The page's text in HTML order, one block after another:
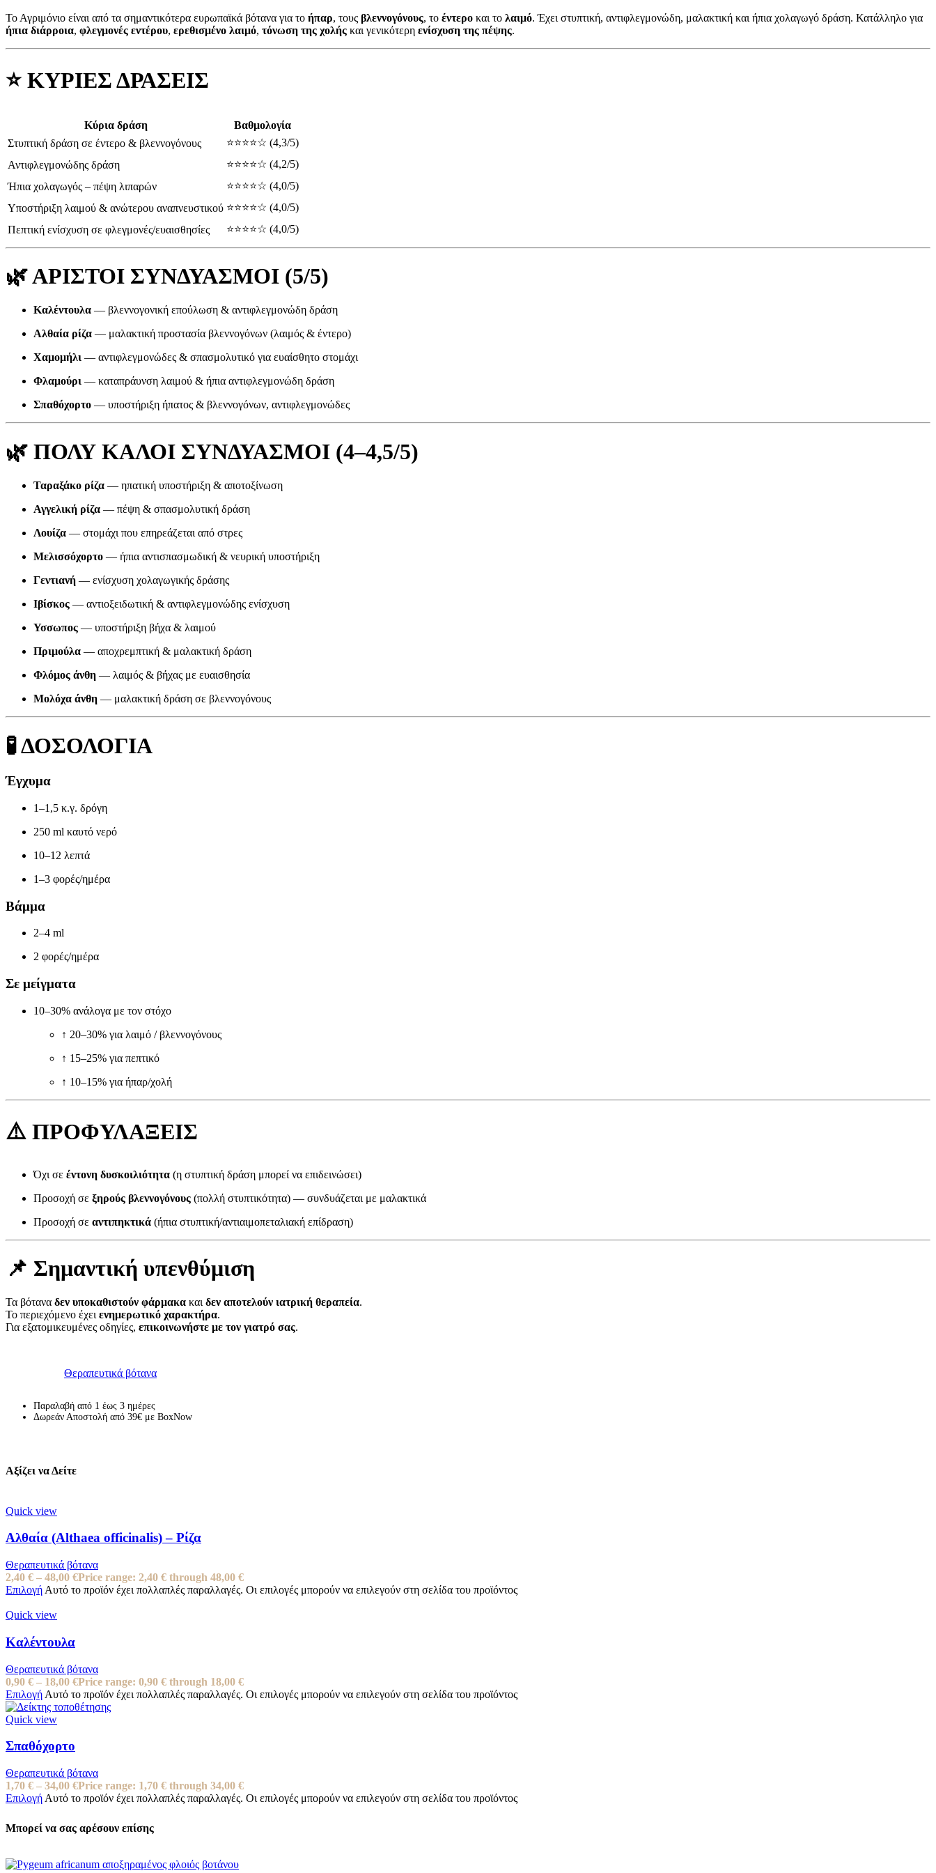
Το Αγριμόνιο είναι από τα σημαντικότερα ευρωπαϊκά βότανα για το ήπαρ, τους βλεννογόνους, το έντερο και το λαιμό. Έχει στυπτική, αντιφλεγμονώδη, μαλακτική και ήπια χολαγωγό δράση. Κατάλληλο για
ήπια διάρροια, φλεγμονές εντέρου, ερεθισμένο λαιμό, τόνωση της χολής και γενικότερη ενίσχυση της πέψης.
⭐ΚΥΡΙΕΣ ΔΡΑΣΕΙΣ
Κύρια δράση
Βαθμολογία
Στυπτική δράση σε έντερο & βλεννογόνους
⭐⭐⭐⭐☆ (4,3/5)
Αντιφλεγμονώδης δράση
⭐⭐⭐⭐☆ (4,2/5)
Ήπια χολαγωγός – πέψη λιπαρών
⭐⭐⭐⭐☆ (4,0/5)
Υποστήριξη λαιμού & ανώτερου αναπνευστικού ⭐⭐⭐⭐☆ (4,0/5)
Πεπτική ενίσχυση σε φλεγμονές/ευαισθησίες
⭐⭐⭐⭐☆ (4,0/5)
🌿ΑΡΙΣΤΟΙ ΣΥΝΔΥΑΣΜΟΙ (5/5)
Καλέντουλα — βλεννογονική επούλωση & αντιφλεγμονώδη δράση
Αλθαία ρίζα — μαλακτική προστασία βλεννογόνων (λαιμός & έντερο)
Χαμομήλι — αντιφλεγμονώδες & σπασμολυτικό για ευαίσθητο στομάχι
Φλαμούρι — καταπράυνση λαιμού & ήπια αντιφλεγμονώδη δράση
Σπαθόχορτο — υποστήριξη ήπατος & βλεννογόνων, αντιφλεγμονώδες
🌿 ΠΟΛΥ ΚΑΛΟΙ ΣΥΝΔΥΑΣΜΟΙ (4–4,5/5)
Ταραξάκο ρίζα — ηπατική υποστήριξη & αποτοξίνωση
Αγγελική ρίζα — πέψη & σπασμολυτική δράση
Λουίζα — στομάχι που επηρεάζεται από στρες
Μελισσόχορτο — ήπια αντισπασμωδική & νευρική υποστήριξη
Γεντιανή — ενίσχυση χολαγωγικής δράσης
Ιβίσκος — αντιοξειδωτική & αντιφλεγμονώδης ενίσχυση
Υσσωπος — υποστήριξη βήχα & λαιμού
Πριμούλα — αποχρεμπτική & μαλακτική δράση
Φλόμος άνθη — λαιμός & βήχας με ευαισθησία
Μολόχα άνθη — μαλακτική δράση σε βλεννογόνους
🧪ΔΟΣΟΛΟΓΙΑ
Έγχυμα
1–1,5 κ.γ. δρόγη
250 ml καυτό νερό
10–12 λεπτά
1–3 φορές/ημέρα
Βάμμα
2–4 ml
2 φορές/ημέρα
Σε μείγματα
10–30% ανάλογα με τον στόχο
↑ 20–30% για λαιμό / βλεννογόνους
↑ 15–25% για πεπτικό
↑ 10–15% για ήπαρ/χολή
⚠️ ΠΡΟΦΥΛΑΞΕΙΣ
Όχι σε έντονη δυσκοιλιότητα (η στυπτική δράση μπορεί να επιδεινώσει)
Προσοχή σε ξηρούς βλεννογόνους (πολλή στυπτικότητα) — συνδυάζεται με μαλακτικά
Προσοχή σε αντιπηκτικά (ήπια στυπτική/αντιαιμοπεταλιακή επίδραση)
📌 Σημαντική υπενθύμιση
Τα βότανα δεν υποκαθιστούν φάρμακα καιδεν αποτελούν ιατρική θεραπεία.
Το περιεχόμενο έχειενημερωτικό χαρακτήρα.
Για εξατομικευμένες οδηγίες, επικοινωνήστε με τον γιατρό σας.
Θεραπευτικά βότανα
Παραλαβή από 1 έως 3 ημέρες
Δωρεάν Αποστολή από 39€ με BoxNow
Αξίζει να Δείτε
Quick view
Αλθαία (Althaea officinalis) – Ρίζα
Θεραπευτικά βότανα
2,40 € – 48,00 €Price range: 2,40 € through 48,00 €
Επιλογή Αυτό το προϊόν έχει πολλαπλές παραλλαγές. Οι επιλογές μπορούν να επιλεγούν στη σελίδα του προϊόντος
Quick view
Καλέντουλα
Θεραπευτικά βότανα
0,90 € – 18,00 €Price range: 0,90 € through 18,00 €
Επιλογή Αυτό το προϊόν έχει πολλαπλές παραλλαγές. Οι επιλογές μπορούν να επιλεγούν στη σελίδα του προϊόντος
Quick view
Σπαθόχορτο
Θεραπευτικά βότανα
1,70 € – 34,00 €Price range: 1,70 € through 34,00 €
Επιλογή Αυτό το προϊόν έχει πολλαπλές παραλλαγές. Οι επιλογές μπορούν να επιλεγούν στη σελίδα του προϊόντος
Μπορεί να σας αρέσουν επίσης